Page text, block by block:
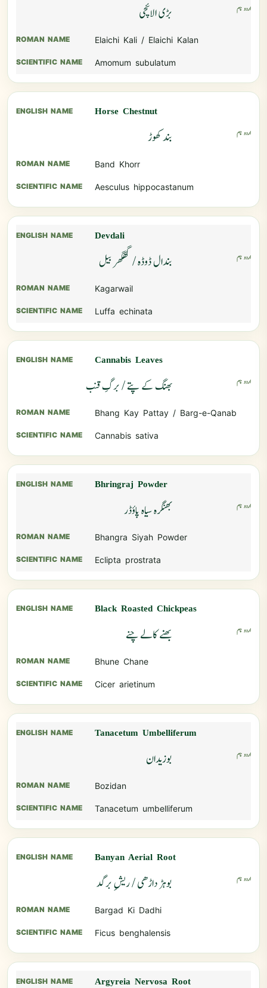
بڑی الائچی
Elaichi Kali / Elaichi Kalan
Amomum subulatum
Horse Chestnut
بند کھوڑ
Band Khorr
Aesculus hippocastanum
Devdali
بندال ڈوڈہ / گھگھر بیل
Kagarwail
Luffa echinata
Cannabis Leaves
بھنگ کے پتے / برگِ قنب
Bhang Kay Pattay / Barg-e-Qanab
Cannabis sativa
Bhringraj Powder
بھنگرہ سیاہ پاؤڈر
Bhangra Siyah Powder
Eclipta prostrata
Black Roasted Chickpeas
بھنے کالے چنے
Bhune Chane
Cicer arietinum
Tanacetum Umbelliferum
بوزیدان
Bozidan
Tanacetum umbelliferum
Banyan Aerial Root
بوہڑ داڑھی / ریشِ برگد
Bargad Ki Dadhi
Ficus benghalensis
Argyreia Nervosa Root